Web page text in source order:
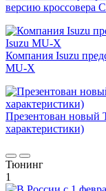
версию кроссовера
Компания Isuzu
MU-X
Презентован новый
характеристики)
Тюнинг
1